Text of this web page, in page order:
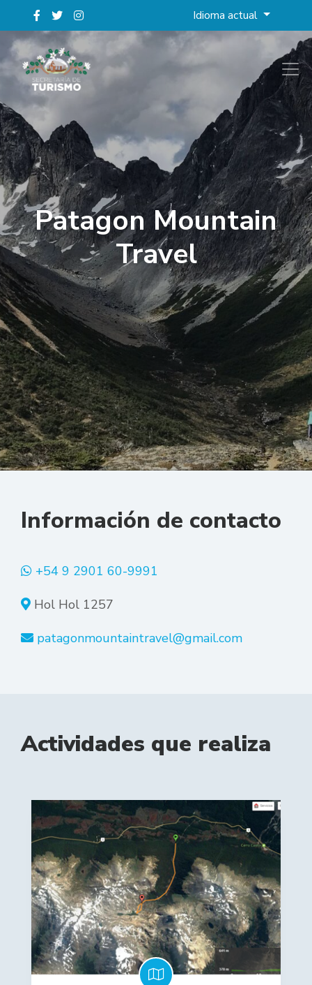
Idioma actual
Patagon Mountain
Travel
Información de contacto
+54 9 2901 60-9991
Hol Hol 1257
patagonmountaintravel@gmail.com
Actividades que realiza